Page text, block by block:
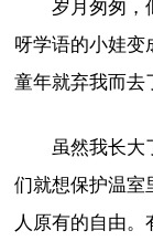
岁月匆匆，
呀学语的小娃变
童年就弃我而去
虽然我长大
们就想保护温室
人原有的自由